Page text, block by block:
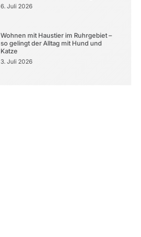
6. Juli 2026
Wohnen mit Haustier im Ruhrgebiet –
so gelingt der Alltag mit Hund und
Katze
3. Juli 2026